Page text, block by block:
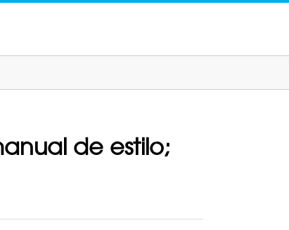
de estilo;